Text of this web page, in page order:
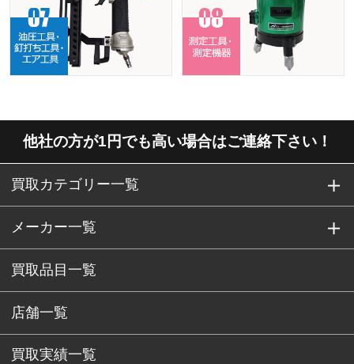
他社の方が1円でも高い場合はご連絡下さい！
買取カテゴリー一覧
メーカー一覧
買取品目一覧
店舗一覧
買取実績一覧